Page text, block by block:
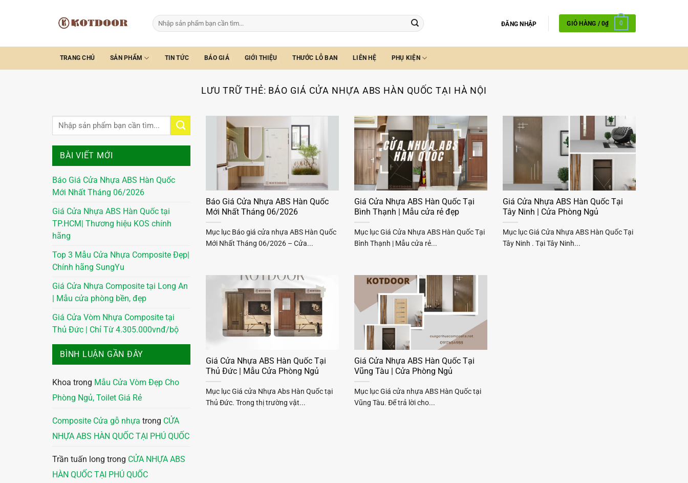
Tìm
kiếm:
ĐĂNG NHẬP GIỎ HÀNG /0₫ 0
TRANG CHỦ SẢN PHẨM TIN TỨC BÁO GIÁ GIỚI THIỆU THƯỚC LỖ BAN LIÊN HỆ PHỤ KIỆN
LƯU TRỮ THẺ: BÁO GIÁ CỬA NHỰA ABS HÀN QUỐC TẠI HÀ NỘI
BÀI VIẾT MỚI
Báo Giá Cửa Nhựa ABS Hàn Quốc
Mới Nhất Tháng 06/2026
Giá Cửa Nhựa ABS Hàn Quốc tại
TP.HCM| Thương hiệu KOS chính
hãng
Top 3 Mẫu Cửa Nhựa Composite Đẹp|
Chính hãng SungYu
Giá Cửa Nhựa Composite tại Long An
| Mẫu cửa phòng bền, đẹp
Giá Cửa Vòm Nhựa Composite tại
Thủ Đức | Chỉ Từ 4.305.000vnđ/bộ
BÌNH LUẬN GẦN ĐÂY
Khoa trong Mẫu Cửa Vòm Đẹp Cho
Phòng Ngủ, Toilet Giá Rẻ
Composite Cửa gỗ nhựa trong CỬA
NHỰA ABS HÀN QUỐC TẠI PHÚ QUỐC
Trần tuấn long trong CỬA NHỰA ABS
HÀN QUỐC TẠI PHÚ QUỐC
Báo Giá Cửa Nhựa ABS Hàn Quốc
Mới Nhất Tháng 06/2026
Mục lục Báo giá cửa nhựa ABS Hàn Quốc
Mới Nhất Tháng 06/2026 – Cửa...
Giá Cửa Nhựa ABS Hàn Quốc Tại
Bình Thạnh | Mẫu cửa rẻ đẹp
Mục lục Giá Cửa Nhựa ABS Hàn Quốc Tại
Bình Thạnh | Mẫu cửa rẻ...
Giá Cửa Nhựa ABS Hàn Quốc Tại
Tây Ninh | Cửa Phòng Ngủ
Mục lục Giá Cửa Nhựa ABS Hàn Quốc Tại
Tây Ninh . Tại Tây Ninh...
Giá Cửa Nhựa ABS Hàn Quốc Tại
Thủ Đức | Mẫu Cửa Phòng Ngủ
Mục lục Giá cửa Nhựa Abs Hàn Quốc tại
Thủ Đức. Trong thị trường vật...
Giá Cửa Nhựa ABS Hàn Quốc Tại
Vũng Tàu | Cửa Phòng Ngủ
Mục lục Giá cửa nhựa ABS Hàn Quốc tại
Vũng Tàu. Để trả lời cho...